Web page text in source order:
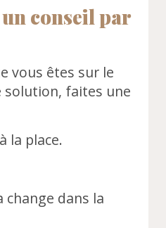
conseil par
vous êtes sur le
solution, faites une
la place.
change dans la